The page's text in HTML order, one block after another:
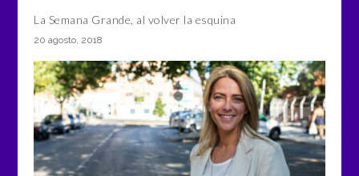
La Semana Grande, al volver la esquina
20 agosto, 2018